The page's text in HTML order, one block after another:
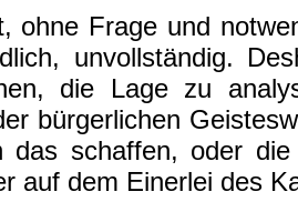
ohne Frage und
unvollständig.
die Lage zu
bürgerlichen
das schaffen, oder
auf dem Einerlei des